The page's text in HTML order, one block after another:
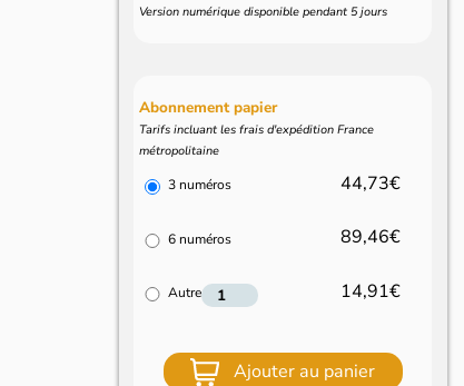
Version numérique disponible pendant 5 jours
Abonnement papier
Tarifs incluant les frais d'expédition France
métropolitaine
3 numéros 44,73€
6 numéros 89,46€
Autre 14,91€
Ajouter au panier